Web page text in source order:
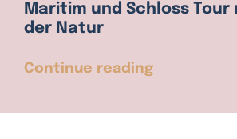
Maritim und Schloss Tour
der Natur
Continue reading